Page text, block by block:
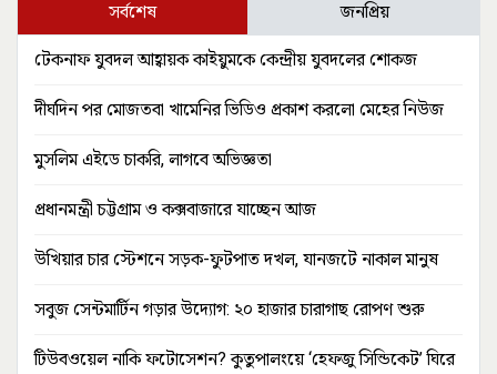
সর্বশেষ জনপ্রিয়
টেকনাফ যুবদল আহ্বায়ক কাইয়ুমকে কেন্দ্রীয় যুবদলের শোকজ
দীর্ঘদিন পর মোজতবা খামেনির ভিডিও প্রকাশ করলো মেহের নিউজ
মুসলিম এইডে চাকরি, লাগবে অভিজ্ঞতা
প্রধানমন্ত্রী চট্টগ্রাম ও কক্সবাজারে যাচ্ছেন আজ
উখিয়ার চার স্টেশনে সড়ক-ফুটপাত দখল, যানজটে নাকাল মানুষ
সবুজ সেন্টমার্টিন গড়ার উদ্যোগ: ২০ হাজার চারাগাছ রোপণ শুরু
টিউবওয়েল নাকি ফটোসেশন? কুতুপালংয়ে ‘হেফজু সিন্ডিকেট’ ঘিরে